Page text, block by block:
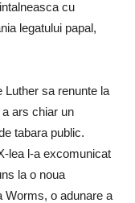
cu
legatului papal,
Luther sa renunte la
ars chiar un
tabara public.
lea l-a excomunicat
la o noua
Worms, o adunare a